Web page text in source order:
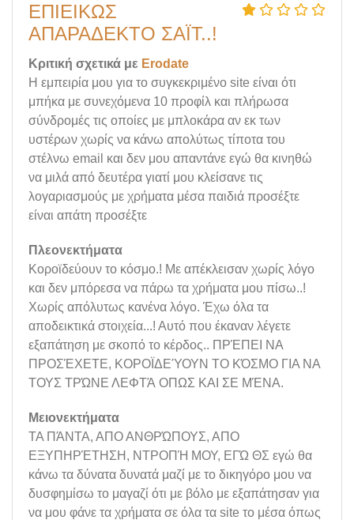
ΕΠΙΕΙΚΏΣ
ΑΠΑΡΆΔΕΚΤΟ ΣΑΪ́Τ..!
Κριτική σχετικά με Erodate
Η εμπειρία μου για το συγκεκριμένο site είναι ότι
μπήκα με συνεχόμενα 10 προφίλ και πλήρωσα
σύνδρομές τις οποίες με μπλοκάρα αν εκ των
υστέρων χωρίς να κάνω απολύτως τίποτα του
στέλνω email και δεν μου απαντάνε εγώ θα κινηθώ
να μιλά από δευτέρα γιατί μου κλείσανε τις
λογαριασμούς με χρήματα μέσα παιδιά προσέξτε
είναι απάτη προσέξτε
Πλεονεκτήματα
Κοροϊδεύουν το κόσμο.! Με απέκλεισαν χωρίς λόγο
και δεν μπόρεσα να πάρω τα χρήματα μου πίσω..!
Χωρίς απόλυτως κανένα λόγο. Έχω όλα τα
αποδεικτικά στοιχεία...! Αυτό που έκαναν λέγετε
εξαπάτηση με σκοπό το κέρδος.. ΠΡΈΠΕΙ ΝΑ
ΠΡΟΣΈΧΕΤΕ, ΚΟΡΟΪΔΕΎΟΥΝ ΤΟ ΚΌΣΜΟ ΓΙΑ ΝΑ
ΤΟΥΣ ΤΡΏΝΕ ΛΕΦΤΆ ΟΠΩΣ ΚΑΙ ΣΕ ΜΈΝΑ.
Μειονεκτήματα
ΤΑ ΠΆΝΤΑ, ΑΠΟ ΑΝΘΡΏΠΟΥΣ, ΑΠΟ
ΕΞΥΠΗΡΈΤΗΣΗ, ΝΤΡΟΠΉ ΜΟΥ, ΕΓΏ ΘΣ εγώ θα
κάνω τα δύνατα δυνατά μαζί με το δικηγόρο μου να
δυσφημίσω το μαγαζί ότι με βόλο με εξαπάτησαν για
να μου φάνε τα χρήματα σε όλα τα site το μέσα όπως